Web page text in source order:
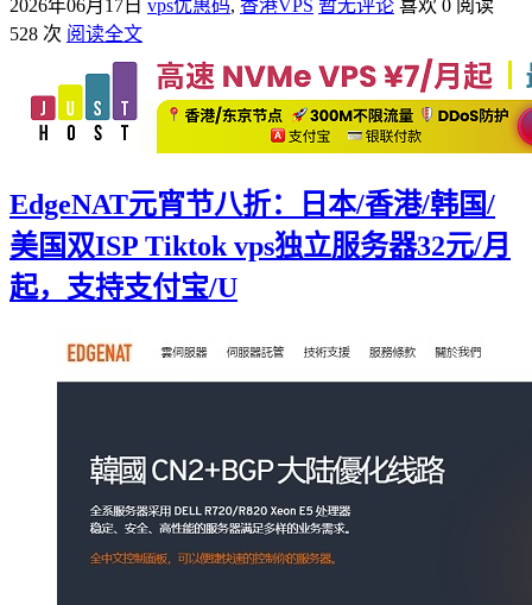
2026年06月17日 vps优惠码, 香港VPS 暂无评论 喜欢 0 阅读
528 次 阅读全文
EdgeNAT元宵节八折：日本/香港/韩国/
美国双ISP Tiktok vps独立服务器32元/月
起，支持支付宝/U